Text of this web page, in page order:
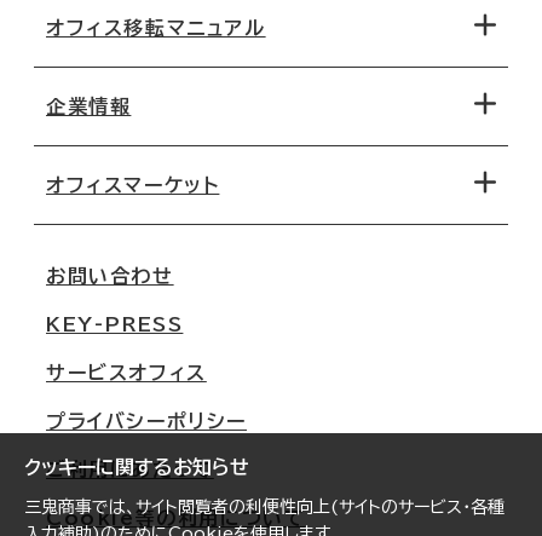
クッキーに関するお知らせ
三鬼商事では、サイト閲覧者の利便性向上(サイトのサービス・各種
地図から探す
路線・駅から探す
オフィス移転マニュアル
移転コストシミュレーション
移転スケジュール
オフィス移転Q&A
企業情報
オフィスマーケット
大阪
名古屋
札幌
仙台
横浜
お問い合わせ
KEY-PRESS
サービスオフィス
プライバシーポリシー
ご利用にあたって
Cookie等の利用について